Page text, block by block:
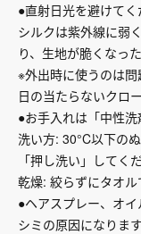
●直射日光を避けてく
シルクは紫外線に弱
り、生地が脆くなっ
※外出時に使うのは問
日の当たらないクロ
●お手入れは「中性洗
洗い方: 30°C以下の
「押し洗い」してく
乾燥: 絞らずにタオル
●ヘアスプレー、オイ
シミの原因になります